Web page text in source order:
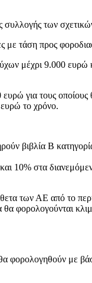
των
με τάση προς
μέχρι 9.000
για τους
το χρόνο.
βιβλία Β
10% στα
των ΑΕ από το
θα φορολογούνται
φορολογηθούν με